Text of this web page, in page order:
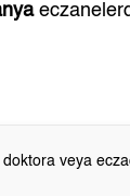
veya